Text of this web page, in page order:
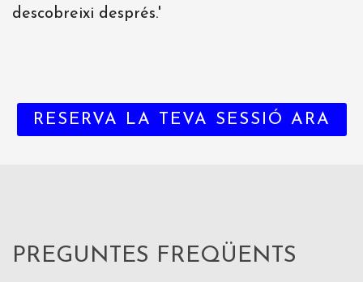
descobreixi després.'
RESERVA LA TEVA SESSIÓ ARA
PREGUNTES FREQÜENTS